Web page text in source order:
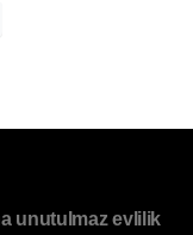
unutulmaz evlilik